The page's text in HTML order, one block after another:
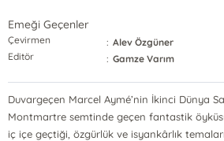
Emeği Geçenler
Çevirmen : Alev Özgüner
Editör
: Gamze Varım
Duvargeçen Marcel Aymé’nin İkinci Dünya
Montmartre semtinde geçen fantastik
iç içe geçtiği, özgürlük ve isyankârlık